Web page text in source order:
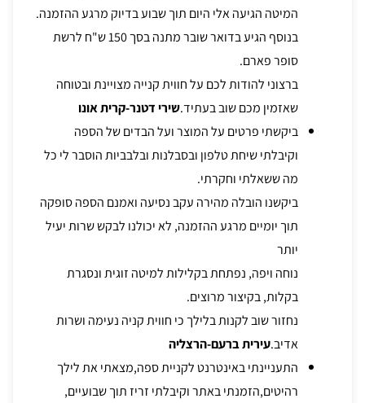
המיטה הגיעה אלי היום תוך שבוע בדיוק מרגע ההזמנה.
בנוסף הגיע בדואר שובר מתנה בסך 150 ש"ח לרשת
סופר פארם.
ברצוני להודות לכם על חווית קנייה מצויינת ובטוחה
שאזמין מכם שוב בעתיד.שירי דטנר-קרית אונו
ביקשתי פרטים על המוצר ועל הבדים של הספה
וקיבלתי שיחת טלפון ובסבלנות ובלבביות הוסבר לי כל
מה ששאלתי וחקרתי.
ביקשנו הובלה מהירה עקב נסיעה ואמנם הספה סופקה
תוך יומיים מרגע ההזמנה, לא יכולנו לבקש שרות יעיל
יותר
נוחה ויפה, נפתחת בקלילות למיטה זוגית ונסגרת
בקלות, בקיצור מרוצים.
נחזור שוב לקנות בלילך כי חווית קניה נעימה ושרות
אדיב.עירית ברעם-הרצליה
התעניינתי באינטרנט לקניית ספה,מצאתי את לילך
רהיטים,הזמנתי באתר וקיבלתי זריז תוך שבועיים,